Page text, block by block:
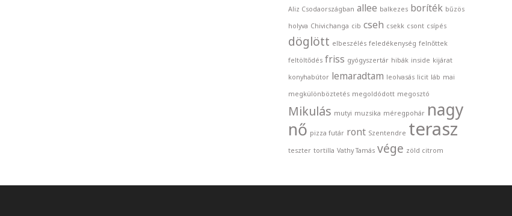
Aliz Csodaországban allee balkezes boríték bűzös
holyva Chivichanga cib cseh csekk csont csípés
döglött elbeszélés feledékenység felnőttek
feltöltődés friss gyógyszertár hibák inside kijárat
konyhabútor lemaradtam leolvasás licit láb mai
megkülönböztetés megoldódott megosztó
Mikulás mutyi muzsika méregpohár nagy
nő pizza futár ront Szentendre terasz
teszter tortilla Vathy Tamás vége zöld citrom